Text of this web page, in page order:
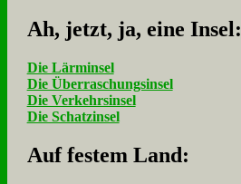
Ah, jetzt, ja, ei­ne In­sel:
Die Lärminsel
Die Überraschungsinsel
Die Verkehrsinsel
Die Schatzinsel
Auf fe­stem Land: